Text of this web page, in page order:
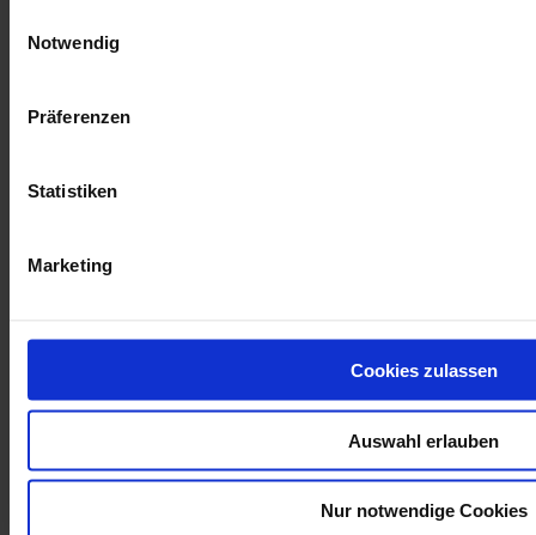
Notwendig
Präferenzen
Statistiken
Marketing
Cookies zulassen
Auswahl erlauben
Nur notwendige Cookies
Maße (B/H): ca. 50 × 40 cm
Mehr Informationen
Partner:innen
Kund:innen-Service
AGB